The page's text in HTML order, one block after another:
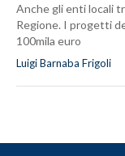
Anche gli enti locali
Regione. I progetti
100mila euro
Luigi Barnaba Frigoli